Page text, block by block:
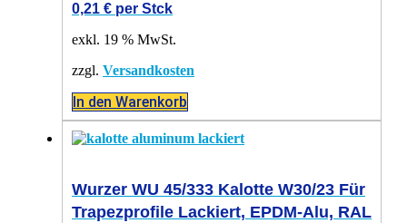
0,21 € per Stck
exkl. 19 % MwSt.
zzgl. Versandkosten
In den Warenkorb
Wurzer WU 45/333 Kalotte W30/23 Für
Trapezprofile Lackiert, EPDM-Alu, RAL